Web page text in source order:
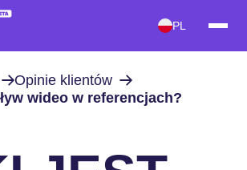
PL
Opinie klientów
wideo w referencjach?